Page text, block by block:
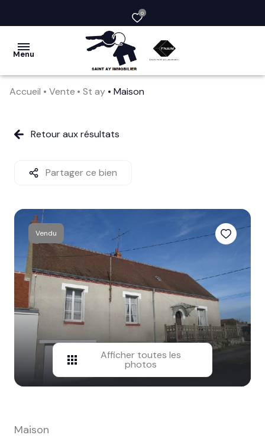
0
Menu
vendre
société
services
clients
contact
Accueil Vente St ay Maison
Retour aux résultats
Partager ce bien
Vendu
Afficher toutes les
photos
Maison